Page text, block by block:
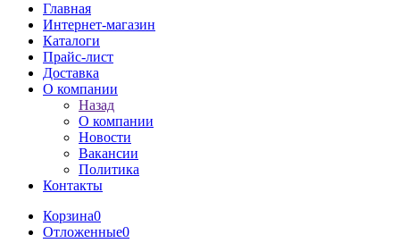
Главная
Интернет-магазин
Каталоги
Прайс-лист
Доставка
О компании
Назад
О компании
Новости
Вакансии
Политика
Контакты
Корзина0
Отложенные0